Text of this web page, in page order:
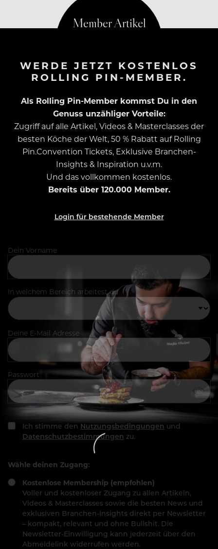
WERDE JETZT KOSTENLOS
ROLLING PIN-MEMBER.
Als Rolling Pin-Member kommst Du in den
Genuss unzähliger Vorteile:
Zugriff auf alle Artikel, Videos & Masterclasses der
besten Köche der Welt, 50 % Rabatt auf Rolling
Pin.Convention Tickets, Exklusive Branchen-
Insights & Inspiration u.v.m.
Und das vollkommen kostenlos.
Bereits über 120.000 Member.
Login für bestehende Member
Dein Vorname
In welchem Bereich arbeitest du
Deine E-Mail Adresse
Passwort
Ich stimme den Nutzungsbedingungen und
Datenschutzbestimmungen zu.
Wähle deinen Zugang:
Kostenlose Membership (empfohlen)
Voller und kostenloser Zugang zu allen Artikeln,
Videos & Masterclasses sowie die besten News und
exklusiven Branchen-Insights direkt per Newsletter
– kompakt, relevant und ohne Bullshit. Die
Newsletter-Einwilligung kann jederzeit über den
Abmeldelink widerrufen werden.